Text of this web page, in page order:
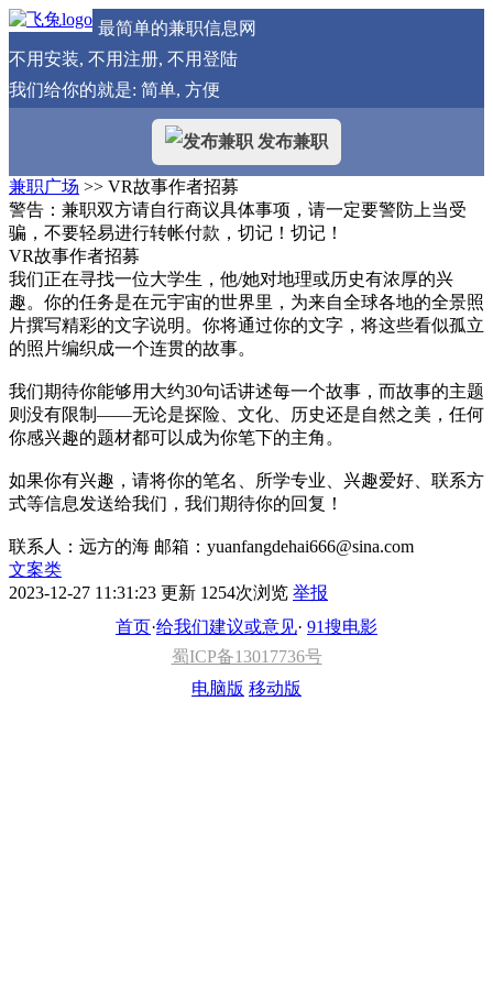
最简单的兼职信息网
不用安装, 不用注册, 不用登陆
我们给你的就是: 简单, 方便
发布兼职
兼职广场 >> VR故事作者招募
警告：兼职双方请自行商议具体事项，请一定要警防上当受
骗，不要轻易进行转帐付款，切记！切记！
VR故事作者招募
我们正在寻找一位大学生，他/她对地理或历史有浓厚的兴
趣。你的任务是在元宇宙的世界里，为来自全球各地的全景照
片撰写精彩的文字说明。你将通过你的文字，将这些看似孤立
的照片编织成一个连贯的故事。
我们期待你能够用大约30句话讲述每一个故事，而故事的主题
则没有限制——无论是探险、文化、历史还是自然之美，任何
你感兴趣的题材都可以成为你笔下的主角。
如果你有兴趣，请将你的笔名、所学专业、兴趣爱好、联系方
式等信息发送给我们，我们期待你的回复！
联系人：远方的海 邮箱：yuanfangdehai666@sina.com
文案类
2023-12-27 11:31:23 更新 1254次浏览 举报
首页·给我们建议或意见· 91搜电影
蜀ICP备13017736号
电脑版 移动版